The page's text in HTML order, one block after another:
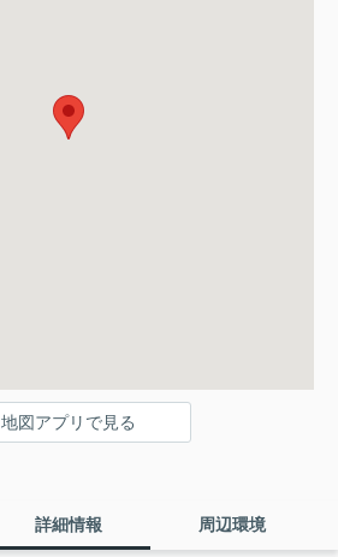
地図アプリで見る
詳細情報 周辺環境